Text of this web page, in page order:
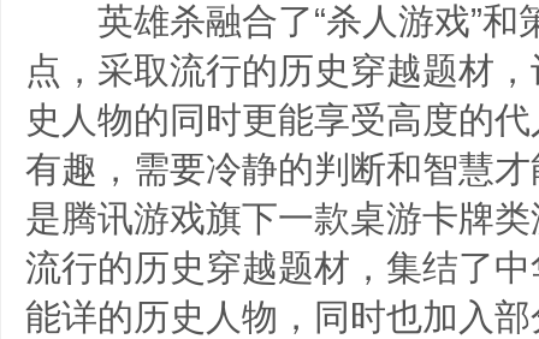
英雄杀融合了“杀人游戏”和
点，采取流行的历史穿越题材
史人物的同时更能享受高度的
有趣，需要冷静的判断和智慧
是腾讯游戏旗下一款桌游卡牌
流行的历史穿越题材，集结了
能详的历史人物，同时也加入